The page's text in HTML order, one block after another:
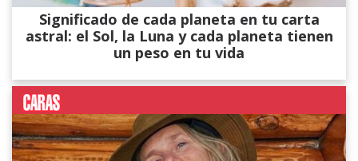
Significado de cada planeta en tu carta
astral: el Sol, la Luna y cada planeta tienen
un peso en tu vida